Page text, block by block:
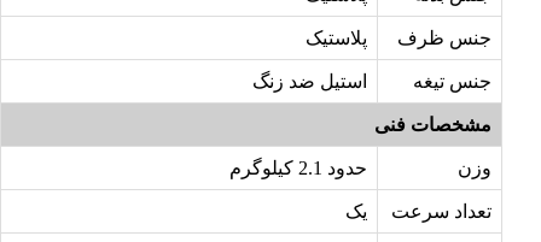
جنس ظرف پلاستیک
جنس تیغه استیل ضد زنگ
مشخصات فنی
وزن حدود 2.1 کیلوگرم
تعداد سرعت یک